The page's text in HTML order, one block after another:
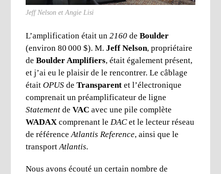
Jeff Nelson et Angie Lisi
L’amplification était un2160deBoulder
(environ 80 000 $). M.Jeff Nelson, propriétaire
deBoulder Amplifiers, était également présent,
et j’ai eu le plaisir de le rencontrer. Le câblage
étaitOPUSdeTransparent et l’électronique
comprenait un préamplificateur de ligne
Statement deVAC avec une pile complète
WADAXcomprenant leDACet le lecteur réseau
de référenceAtlantis Reference, ainsi que le
transportAtlantis.
Nous avons écouté un certain nombre de